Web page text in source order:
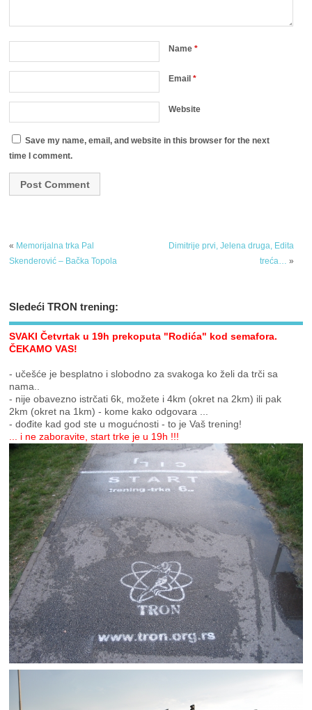
Name*
Email*
Website
Save my name, email, and website in this browser for the next
time I comment.
« Memorijalna trka Pal
Skenderović – Bačka Topola
Dimitrije prvi, Jelena druga, Edita
treća…
»
Sledeći TRON trening:
SVAKI Četvrtak u 19h prekoputa "Rodića" kod semafora.
ČEKAMO VAS!
- učešće je besplatno i slobodno za svakoga ko želi da trči sa
nama..
- nije obavezno istrčati 6k, možete i 4km (okret na 2km) ili pak
2km (okret na 1km) - kome kako odgovara ...
- dođite kad god ste u mogućnosti - to je Vaš trening!
... i ne zaboravite, start trke je u 19h !!!